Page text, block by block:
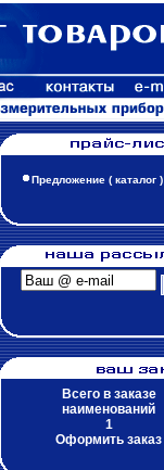
Предложение ( каталог )
Всего в заказе
наименований
1
Оформить заказ